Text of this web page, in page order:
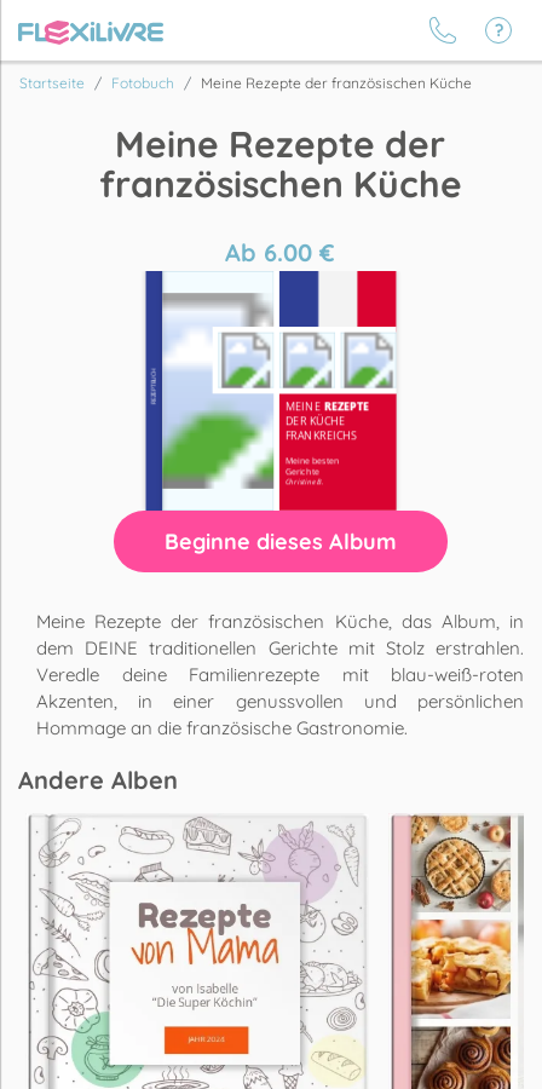
Startseite Fotobuch Meine Rezepte der französischen Küche
Meine Rezepte der
französischen Küche
Ab 6.00 €
Beginne dieses Album
Meine Rezepte der französischen Küche, das Album, in
dem DEINE traditionellen Gerichte mit Stolz erstrahlen.
Veredle deine Familienrezepte mit blau-weiß-roten
Akzenten, in einer genussvollen und persönlichen
Hommage an die französische Gastronomie.
Andere Alben